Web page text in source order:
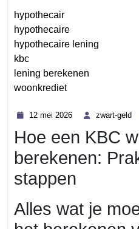
hypothecair
hypothecaire
hypothecaire lening
kbc
lening berekenen
woonkrediet
12 mei 2026
2026
zwart-geld
Hoe een KBC
berekenen:
stappen
Alles wat je